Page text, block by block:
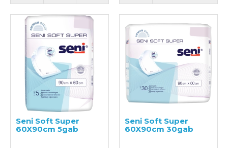
Seni Soft Super
60X90cm 5gab
Seni Soft Super
60X90cm 30gab